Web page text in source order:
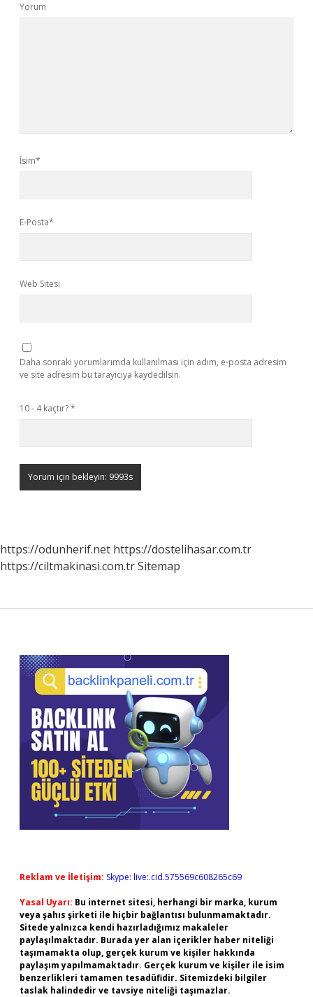
Yorum
İsim*
E-Posta*
Web Sitesi
Daha sonraki yorumlarımda kullanılması için adım, e-posta adresim
ve site adresim bu tarayıcıya kaydedilsin.
10 - 4 kaçtır?*
https://odunherif.net https://dostelihasar.com.tr
https://ciltmakinasi.com.trSitemap
Sidebar
Reklam ve İletişim: Skype: live:.cid.575569c608265c69
Yasal Uyarı: Bu internet sitesi, herhangi bir marka, kurum
veya şahıs şirketi ile hiçbir bağlantısı bulunmamaktadır.
Sitede yalnızca kendi hazırladığımız makaleler
paylaşılmaktadır. Burada yer alan içerikler haber niteliği
taşımamakta olup, gerçek kurum ve kişiler hakkında
paylaşım yapılmamaktadır. Gerçek kurum ve kişiler ile isim
benzerlikleri tamamen tesadüfidir. Sitemizdeki bilgiler
taslak halindedir ve tavsiye niteliği taşımazlar.